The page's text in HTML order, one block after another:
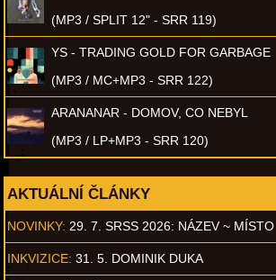
(MP3 / SPLIT 12" - SRR 119)
YS - TRADING GOLD FOR GARBAGE
(MP3 / MC+MP3 - SRR 122)
ARANANAR - DOMOV, CO NEBYL
(MP3 / LP+MP3 - SRR 120)
AKTUÁLNÍ ČLÁNKY
NOVINKY: 29. 7. SRSS 2026: NÁZEV ~ MÍSTO
INKVIZICE: 31. 5. DOMINIK DUKA